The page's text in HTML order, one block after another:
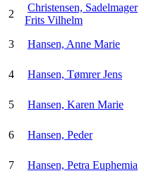
2
Christensen, Sadelmager
Frits Vilhelm
3 Hansen, Anne Marie
4 Hansen, Tømrer Jens
5 Hansen, Karen Marie
6 Hansen, Peder
7 Hansen, Petra Euphemia